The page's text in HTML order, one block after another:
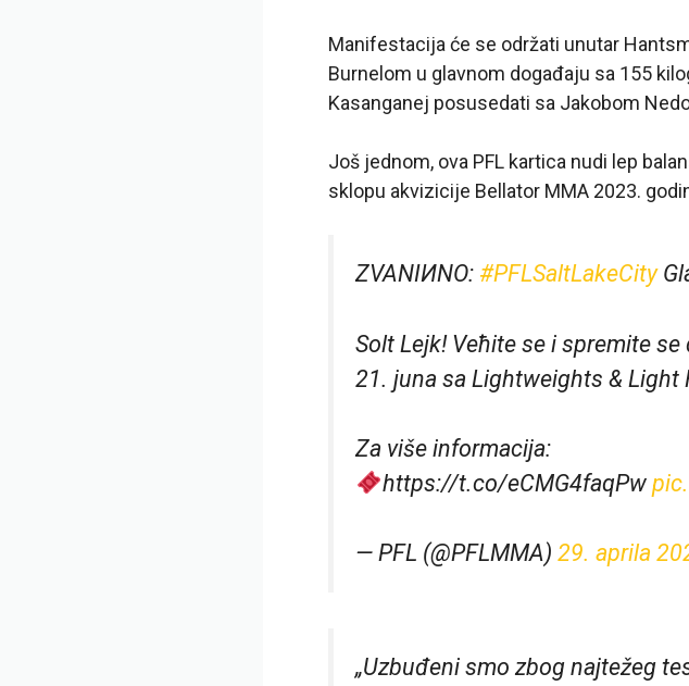
Manifestacija će se održati unutar
Burnelom u glavnom događaju sa 155
Kasanganej posusedati sa Jakobom
Još jednom, ova PFL kartica nudi lep
sklopu akvizicije Bellator MMA 2023.
ZVANIИNO: #PFLSaltLakeCity
Solt Lejk! Veћite se i spremite
21. juna sa Lightweights & Light
Za više informacija:
https://t.co/eCMG4faqPw
— PFL (@PFLMMA) 29. aprila
„Uzbuđeni smo zbog najtežeg